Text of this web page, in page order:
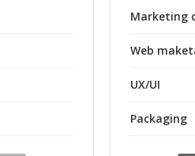
Marketing
Web
UX/UI
Packaging